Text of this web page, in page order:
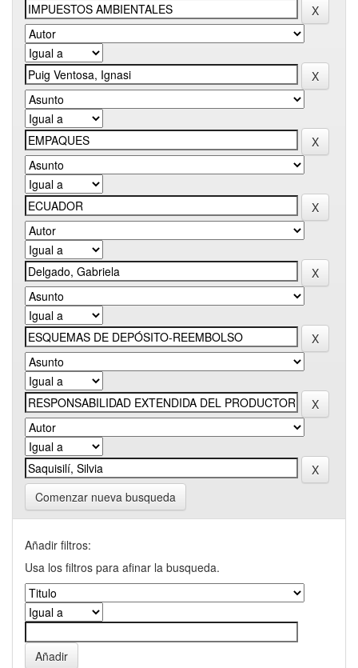
Comenzar nueva busqueda
Añadir filtros:
Usa los filtros para afinar la busqueda.